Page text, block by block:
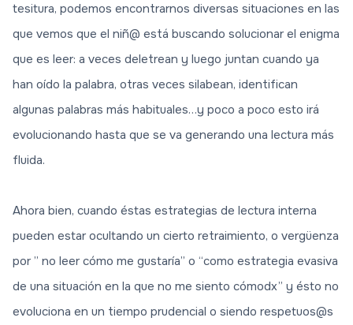
tesitura, podemos encontrarnos diversas situaciones en las
que vemos que el niñ@ está buscando solucionar el enigma
que es leer: a veces deletrean y luego juntan cuando ya
han oído la palabra, otras veces silabean, identifican
algunas palabras más habituales…y poco a poco esto irá
evolucionando hasta que se va generando una lectura más
fluida.
Ahora bien, cuando éstas estrategias de lectura interna
pueden estar ocultando un cierto retraimiento, o vergüenza
por ” no leer cómo me gustaría” o “como estrategia evasiva
de una situación en la que no me siento cómodx” y ésto no
evoluciona en un tiempo prudencial o siendo respetuos@s